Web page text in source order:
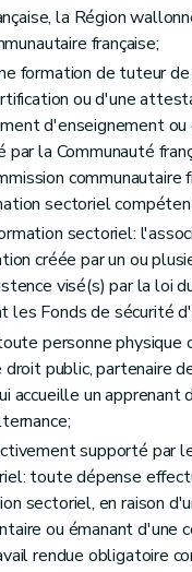
la Région
française;
formation de tuteur de
ou d'une
d'enseignement ou
la Communauté
communautaire
sectoriel
sectoriel:
créée par un ou
visé(s) par la loi
les Fonds de sécurité
personne physique
public, partenaire
accueille un apprenant
supporté par
toute dépense
sectoriel, en raison
ou émanant d'une
rendue obligatoire